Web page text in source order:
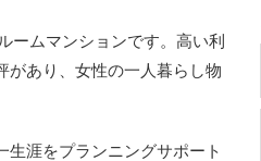
ームマンションです。高い利
があり、女性の一人暮らし物
涯をプランニングサポート